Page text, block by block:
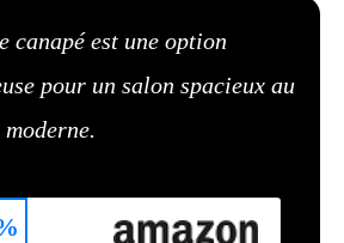
canapé est une option
pour un salon spacieux au